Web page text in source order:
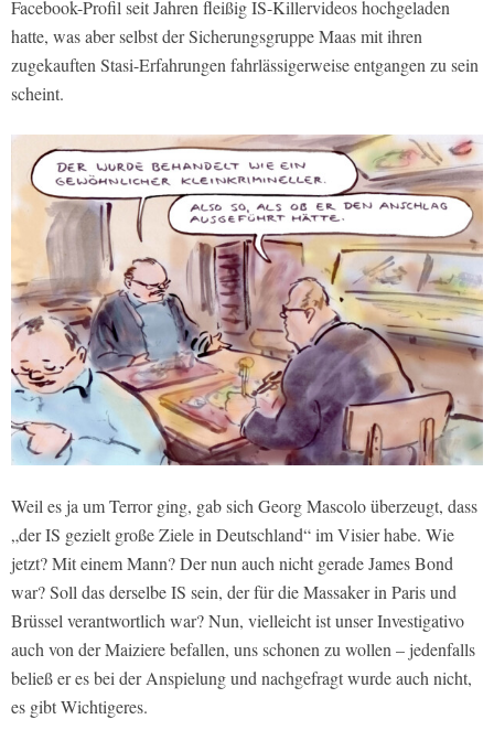
Facebook-Profil seit Jahren fleißig IS-Killervideos hochgeladen
hatte, was aber selbst der Sicherungsgruppe Maas mit ihren
zugekauften Stasi-Erfahrungen fahrlässigerweise entgangen zu sein
scheint.
Weil es ja um Terror ging, gab sich Georg Mascolo überzeugt, dass
„der IS gezielt große Ziele in Deutschland“ im Visier habe. Wie
jetzt? Mit einem Mann? Der nun auch nicht gerade James Bond
war? Soll das derselbe IS sein, der für die Massaker in Paris und
Brüssel verantwortlich war? Nun, vielleicht ist unser Investigativo
auch von der Maiziere befallen, uns schonen zu wollen – jedenfalls
beließ er es bei der Anspielung und nachgefragt wurde auch nicht,
es gibt Wichtigeres.